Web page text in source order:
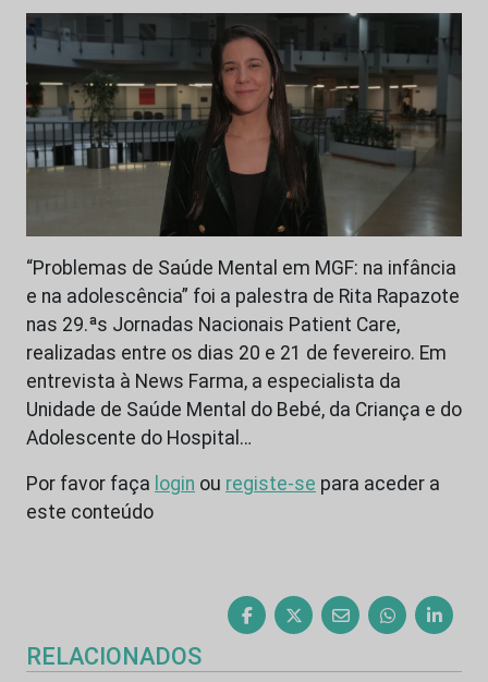
“Problemas de Saúde Mental em MGF: na infância
e na adolescência” foi a palestra de Rita Rapazote
nas 29.ªs Jornadas Nacionais Patient Care,
realizadas entre os dias 20 e 21 de fevereiro. Em
entrevista à News Farma, a especialista da
Unidade de Saúde Mental do Bebé, da Criança e do
Adolescente do Hospital…
Por favor faça login ou registe-se para aceder a
este conteúdo
RELACIONADOS